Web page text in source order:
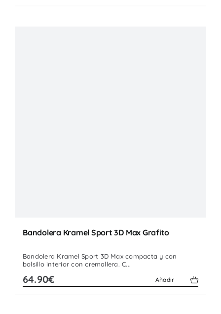
Bandolera Kramel Sport 3D Max Grafito
Bandolera Kramel Sport 3D Max compacta y con
bolsillo interior con cremallera. C...
64.90€ Añadir